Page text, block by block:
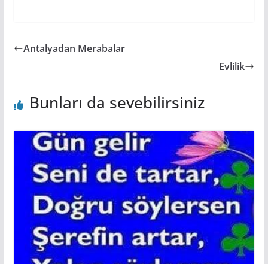
Antalyadan Merabalar
Evlilik
Bunları da sevebilirsiniz